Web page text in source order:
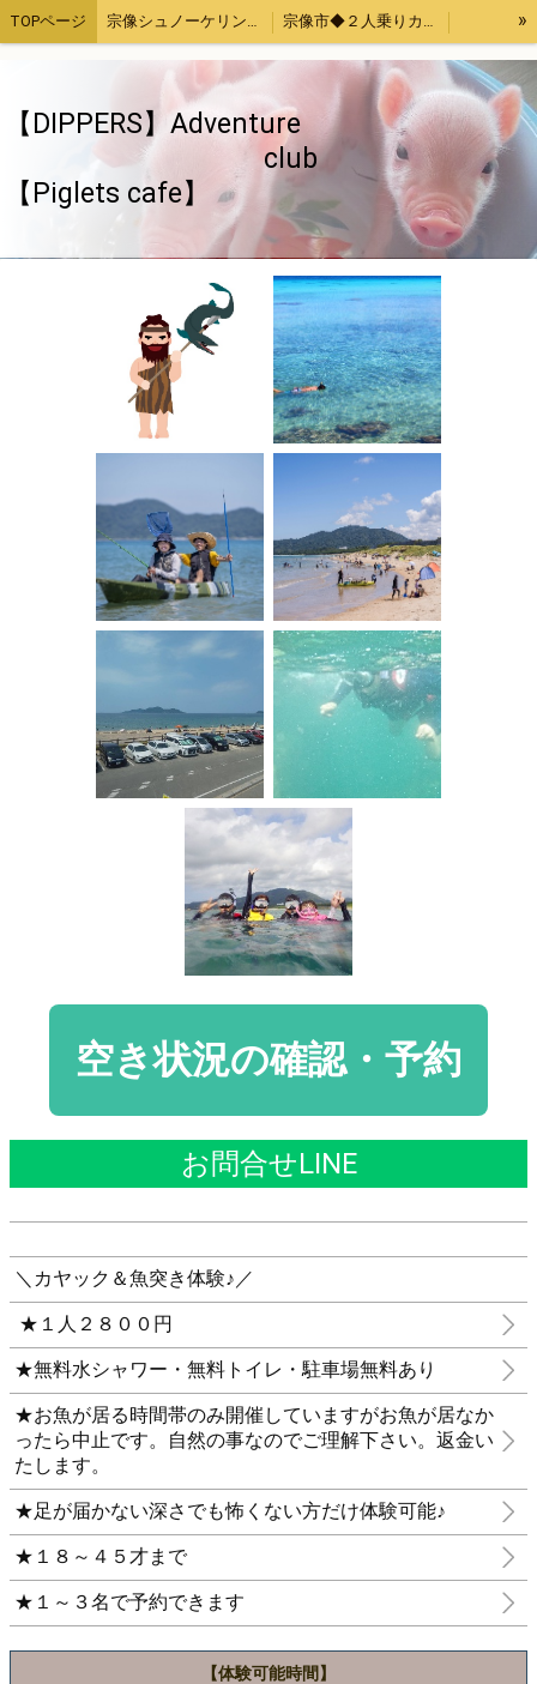
TOPページ 宗像シュノーケリング・カヤック体験 宗像市◆２人乗りカヤックレンタル
宗像魚突き・取ったどー！体験 宗像SUP（サップ）体験
宗像手ぶらでバーベキューセットレンタル４時間 福津市アジ釣り体験
福岡、熊本、大分出発。綺麗でいい波の宮崎へサーフトリップ
ストレス発散！上司の顔にお茶をぶっかける！あの爽快感を再び～again～
旅のお供いたします 特定商取引法表記
面白きことなき世を面白く
»
【DIPPERS】Adventure
club
【Piglets cafe】
空き状況の確認・予約
お問合せLINE
＼カヤック＆魚突き体験♪／
★１人２８００円
★無料水シャワー・無料トイレ・駐車場無料あり
★お魚が居る時間帯のみ開催していますがお魚が居なか
ったら中止です。自然の事なのでご理解下さい。返金い
たします。
★足が届かない深さでも怖くない方だけ体験可能♪
★１８～４５才まで
★１～３名で予約できます
【体験可能時間】